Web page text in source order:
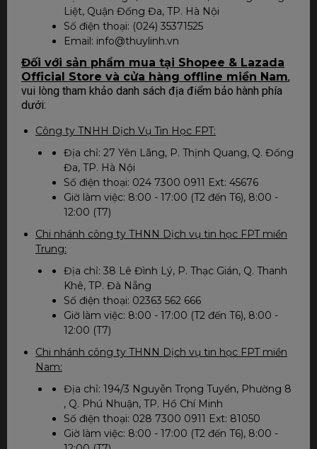
Liệt, Quận Đống Đa, TP. Hà Nội
Số điện thoại: (024) 35371525
Email: info@thuylinh.vn
Đối với sản phẩm mua tại Shopee & Lazada
Official Store và cửa hàng offline miền Nam,
vui lòng tham khảo danh sách địa điểm bảo hành phía
dưới:
Công ty TNHH Dịch Vụ Tin Học FPT:
Địa chỉ: 27 Yên Lãng, P. Thịnh Quang, Q. Đống
Đa, TP. Hà Nội
Số điện thoại: 024 7300 0911 Ext: 45676
Giờ làm việc: 8:00 - 17:00 (T2 đến T6), 8:00 -
12:00 (T7)
Chi nhánh công ty THNN Dịch vụ tin học FPT miền
Trung:
Địa chỉ: 38 Lê Đình Lý, P. Thạc Gián, Q. Thanh
Khê, TP. Đà Nẵng
Số điện thoại: 02363 562 666
Giờ làm việc: 8:00 - 17:00 (T2 đến T6), 8:00 -
12:00 (T7)
Chi nhánh công ty THNN Dịch vụ tin học FPT miền
Nam:
Địa chỉ: 194/3 Nguyễn Trọng Tuyển, Phường 8
, Q. Phú Nhuận, TP. Hồ Chí Minh
Số điện thoại: 028 7300 0911 Ext: 81050
Giờ làm việc: 8:00 - 17:00 (T2 đến T6), 8:00 -